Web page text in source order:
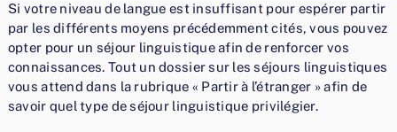
Si votre niveau de langue est insuffisant pour espérer partir
par les différents moyens précédemment cités, vous pouvez
opter pour un séjour linguistique afin de renforcer vos
connaissances. Tout un dossier sur les séjours linguistiques
vous attend dans la rubrique « Partir à l’étranger » afin de
savoir quel type de séjour linguistique privilégier.